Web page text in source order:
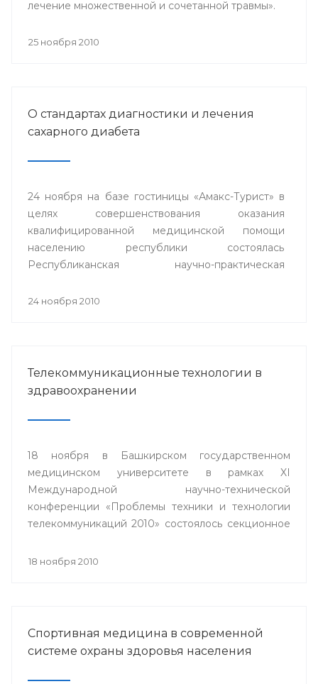
лечение множественной и сочетанной травмы».
25 ноября 2010
О стандартах диагностики и лечения
сахарного диабета
24 ноября на базе гостиницы «Амакс-Турист» в
целях совершенствования оказания
квалифицированной медицинской помощи
населению республики состоялась
Республиканская научно-практическая
лечения сахарного диабета».
24 ноября 2010
Телекоммуникационные технологии в
здравоохранении
18 ноября в Башкирском государственном
медицинском университете в рамках XI
Международной научно-технической
конференции «Проблемы техники и технологии
телекоммуникаций 2010» состоялось секционное
18 ноября 2010
Спортивная медицина в современной
системе охраны здоровья населения